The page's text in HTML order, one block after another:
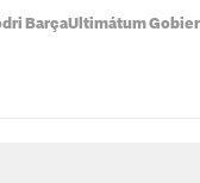
BarçaUltimátum